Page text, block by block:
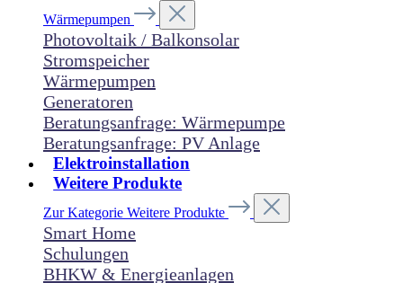
Wärmepumpen
Photovoltaik / Balkonsolar
Stromspeicher
Wärmepumpen
Generatoren
Beratungsanfrage: Wärmepumpe
Beratungsanfrage: PV Anlage
Elektroinstallation
Weitere Produkte
Zur Kategorie Weitere Produkte
Smart Home
Schulungen
BHKW & Energieanlagen